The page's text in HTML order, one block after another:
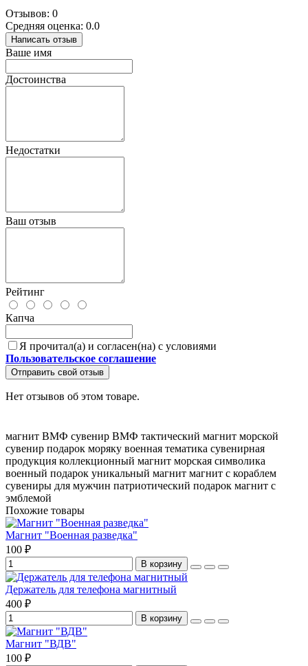
Отзывов: 0
Средняя оценка: 0.0
Написать отзыв
Ваше имя
Достоинства
Недостатки
Ваш отзыв
Рейтинг
Капча
Я прочитал(а) и согласен(на) с условиями
Пользовательское соглашение
Отправить свой отзыв
Нет отзывов об этом товаре.
магнит ВМФ сувенир ВМФ тактический магнит морской
сувенир подарок моряку военная тематика сувенирная
продукция коллекционный магнит морская символика
военный подарок уникальный магнит магнит с кораблем
сувениры для мужчин патриотический подарок магнит с
эмблемой
Похожие товары
Магнит "Военная разведка"
100 ₽
В корзину
Держатель для телефона магнитный
400 ₽
В корзину
Магнит "ВДВ"
100 ₽